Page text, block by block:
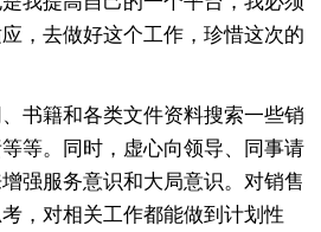
，去做好这个工作，珍惜这次的
籍和各类文件资料搜索一些销
等。同时，虚心向领导、同事请
强服务意识和大局意识。对销售
，对相关工作都能做到计划性